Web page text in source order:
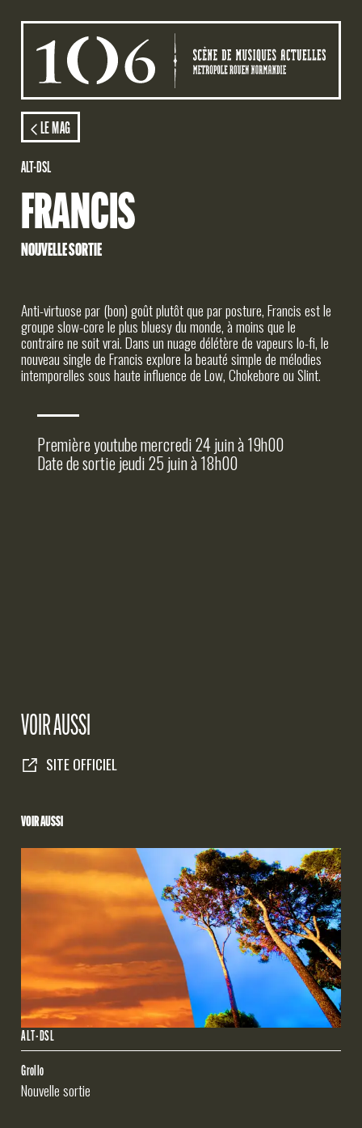
LE MAG
ALT-DSL
FRANCIS
NOUVELLE SORTIE
Anti-virtuose par (bon) goût plutôt que par posture, Francis est le
groupe slow-core le plus bluesy du monde, à moins que le
contraire ne soit vrai. Dans un nuage délétère de vapeurs lo-fi, le
nouveau single de Francis explore la beauté simple de mélodies
intemporelles sous haute influence de Low, Chokebore ou Slint.
Première youtube mercredi 24 juin à 19h00
Date de sortie jeudi 25 juin à 18h00
VOIR AUSSI
SITE OFFICIEL
VOIR AUSSI
ALT-DSL
Grollo
Nouvelle sortie
AGENDA
ACTION CULTURELLE
STUDIOS
LE 106
INFOS PRATIQUES